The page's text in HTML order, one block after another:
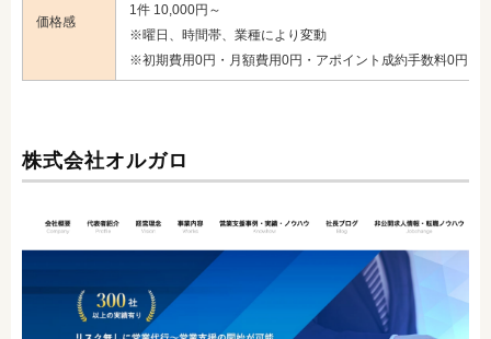
価格感
1件 10,000円～
※曜日、時間帯、業種により変動
※初期費用0円・月額費用0円・アポイント成約手数料0円
株式会社オルガロ